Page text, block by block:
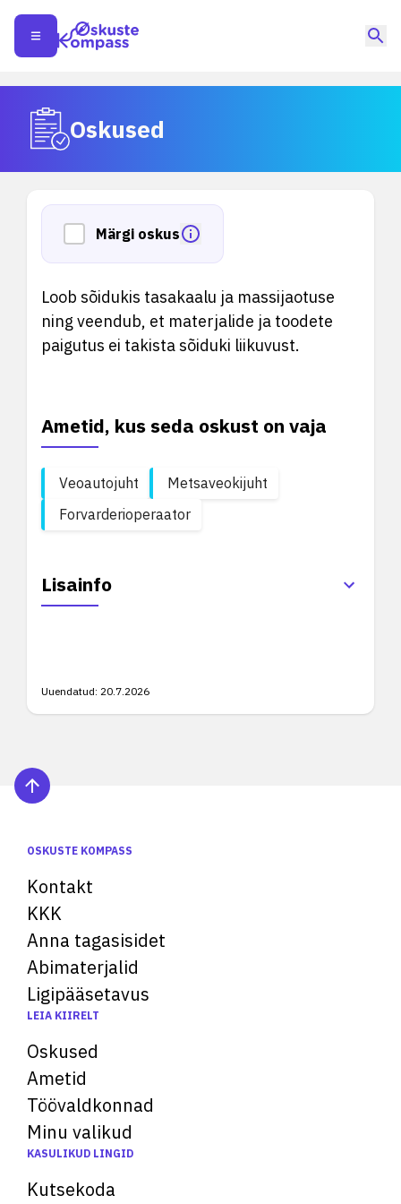
Oskused
Märgi oskus
Loob sõidukis tasakaalu ja massijaotuse
ning veendub, et materjalide ja toodete
paigutus ei takista sõiduki liikuvust.
Ametid, kus seda oskust on vaja
Veoautojuht
Metsaveokijuht
Forvarderioperaator
Lisainfo
Uuendatud: 20.7.2026
OSKUSTE KOMPASS
Kontakt
KKK
Anna tagasisidet
Abimaterjalid
Ligipääsetavus
LEIA KIIRELT
Oskused
Ametid
Töövaldkonnad
Minu valikud
KASULIKUD LINGID
Kutsekoda